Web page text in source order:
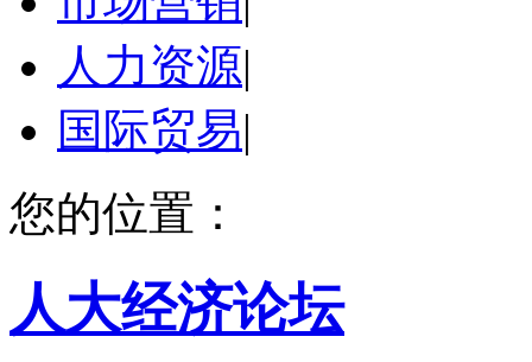
人力资源|
国际贸易|
您的位置：
人大经济论坛